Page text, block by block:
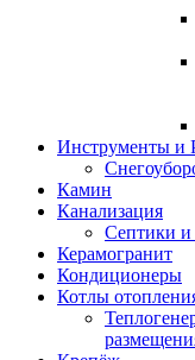
Инструменты и
Камин
Канализация
Септики и
Керамогранит
Кондиционеры
Котлы